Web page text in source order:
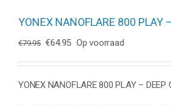
YONEX NANOFLARE 800 PLAY
€79.95 Oorspronkelijke
was:
€79.95.
€64.95Huidige
is:
€64.95.
Op voorraad
YONEX NANOFLARE 800 PLAY – DEEP